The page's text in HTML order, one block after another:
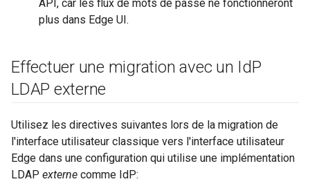
API, car les flux de mots de passe ne fonctionneront
plus dans Edge UI.
Effectuer une migration avec un IdP
LDAP externe
Utilisez les directives suivantes lors de la migration de
l'interface utilisateur classique vers l'interface utilisateur
Edge dans une configuration qui utilise une implémentation
LDAP externe comme IdP: